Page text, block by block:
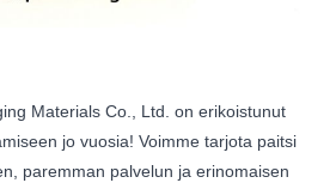
Materials Co., Ltd. on erikoistunut
jo vuosia! Voimme tarjota paitsi
paremman palvelun ja erinomaisen